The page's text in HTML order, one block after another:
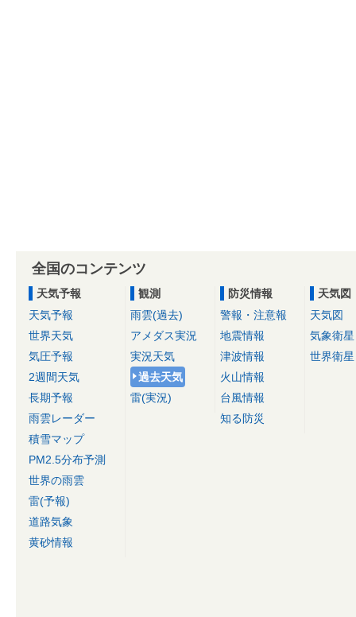
全国のコンテンツ
天気予報
天気予報
世界天気
気圧予報
2週間天気
長期予報
雨雲レーダー
積雪マップ
PM2.5分布予測
世界の雨雲
雷(予報)
道路気象
黄砂情報
観測
雨雲(過去)
アメダス実況
実況天気
過去天気
雷(実況)
防災情報
警報・注意報
地震情報
津波情報
火山情報
台風情報
知る防災
天気図
天気図
気象衛星
世界衛星